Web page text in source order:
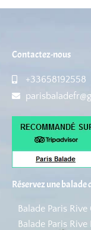
Contactez-nous
+33658192558
Réservez une balade
Balade Paris
Balade Paris